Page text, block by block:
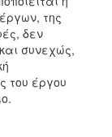
της
δεν
συνεχώς,
του έργου